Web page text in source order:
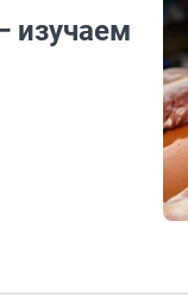
изучаем